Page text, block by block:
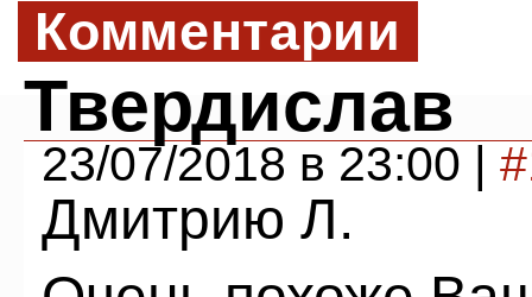
Комментарии
Твердислав
23/07/2018 в 23:00 |
Дмитрию Л.